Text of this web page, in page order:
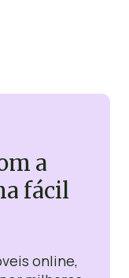
que desejam
a
fácil
online,